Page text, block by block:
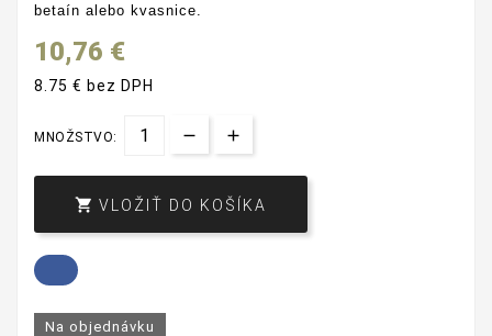
betaín alebo kvasnice.
10,76 €
8.75 € bez DPH
MNOŽSTVO:
 VLOŽIŤ DO KOŠÍKA
Na objednávku